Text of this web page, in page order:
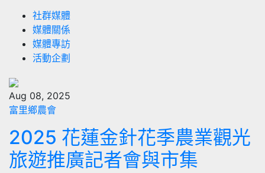
社群媒體
媒體關係
媒體專訪
活動企劃
Aug 08, 2025
富里鄉農會
2025 花蓮金針花季農業觀光
旅遊推廣記者會與市集